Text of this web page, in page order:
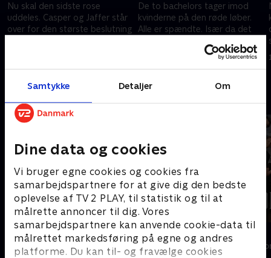
Samtykke Detaljer Om
Dine data og cookies
Vi bruger egne cookies og cookies fra
samarbejdspartnere for at give dig den bedste
oplevelse af TV 2 PLAY, til statistik og til at
målrette annoncer til dig. Vores
samarbejdspartnere kan anvende cookie-data til
målrettet markedsføring på egne og andres
platforme. Du kan til- og fravælge cookies
Nu skal den sidste rose
uddeles. Casper og Jaffer står
over for den største beslutning
De to bachelors tager imod
kvinderne på den røde løber.
Alle er spændte. Især da det
første roser skal uddeles efter
31. maj 2022 • 43 min
Andre så også
Bachelorette
Reality • 4 sæsoner
Forræder
Reality • 4